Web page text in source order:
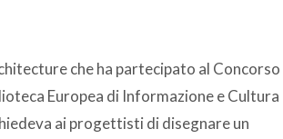
che ha partecipato al Concorso
Europea di Informazione e Cultura
ai progettisti di disegnare un